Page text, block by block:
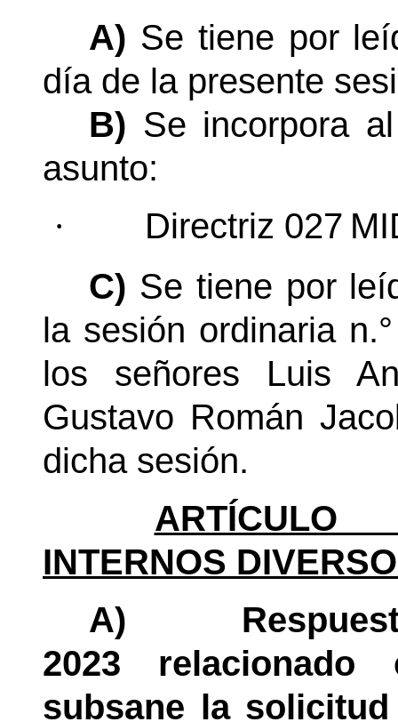
A) Se tiene por
día de la presente
B) Se incorpora
asunto:
·
Directriz 027
C) Se tiene por
la sesión ordinaria n.°
los señores Luis
Gustavo Román
dicha sesión.
ARTÍCULO
INTERNOS
A)
2023
subsane la